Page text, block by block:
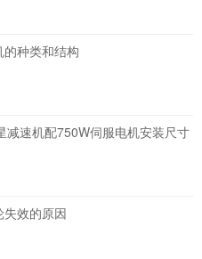
种类和结构
减速机配750W伺服电机安装尺寸
效的原因